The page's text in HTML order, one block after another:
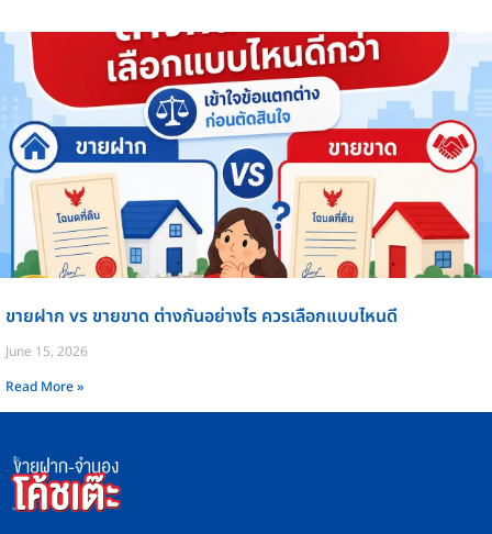
ขายฝาก vs ขายขาด ต่างกันอย่างไร ควรเลือกแบบไหนดี
June 15, 2026
Read More »